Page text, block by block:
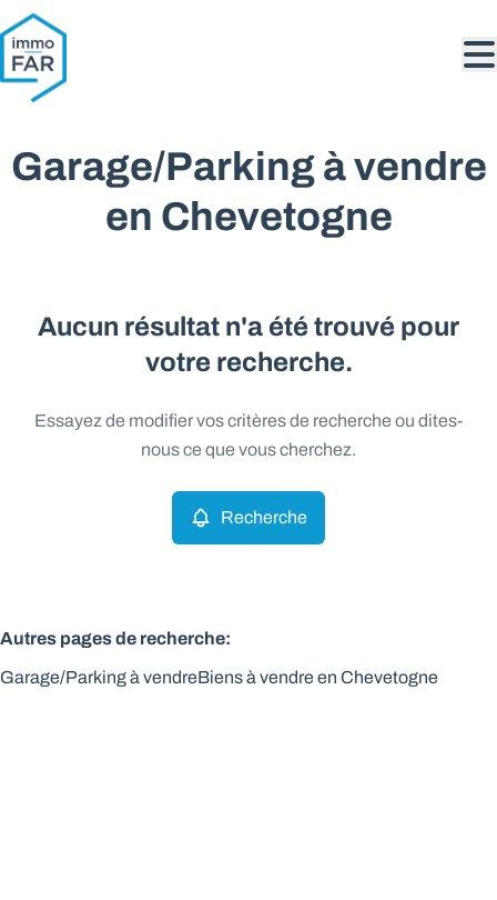
Aller au contenu principal
Garage/Parking à vendre
en Chevetogne
Aucun résultat n'a été trouvé pour
votre recherche.
Essayez de modifier vos critères de recherche ou dites-
nous ce que vous cherchez.
Recherche
Autres pages de recherche:
Garage/Parking à vendreBiens à vendre en Chevetogne